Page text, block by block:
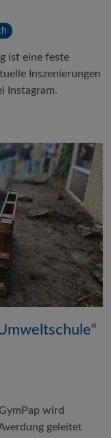
ist eine feste
Inszenierungen
Instagram.
wird
geleitet